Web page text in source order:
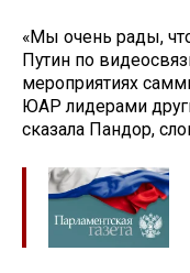
«Мы очень рады,
Путин по
мероприятиях
ЮАР лидерами
сказала Пандор,